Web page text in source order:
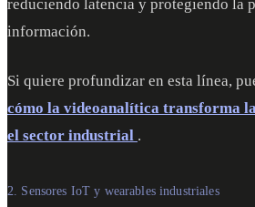
reduciendo latencia y protegiendo la
información.
Si quiere profundizar en esta línea,
cómo la videoanalítica transforma
el sector industrial .
2. Sensores IoT y wearables industriales